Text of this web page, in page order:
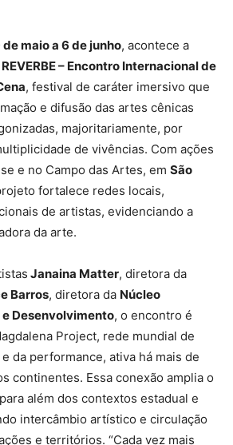
de maio a 6 de junho, acontece a
REVERBE – Encontro Internacional de
, festival de caráter imersivo que
e difusão das artes cênicas
majoritariamente, por
de vivências. Com ações
e no Campo das Artes, em São
fortalece redes locais,
de artistas, evidenciando a
da arte.
Janaina Matter, diretora da
Barros, diretora da Núcleo
Desenvolvimento, o encontro é
Project, rede mundial de
da performance, ativa há mais de
continentes. Essa conexão amplia o
além dos contextos estadual e
intercâmbio artístico e circulação
e territórios. “Cada vez mais